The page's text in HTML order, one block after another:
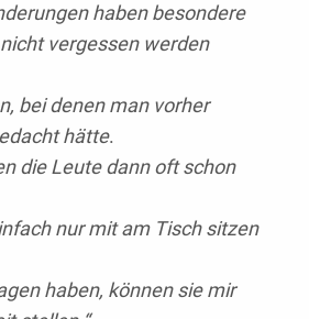
haben besondere
vergessen werden
bei denen man vorher
hätte.
die Leute dann oft schon
nur mit am Tisch sitzen
haben, können sie mir